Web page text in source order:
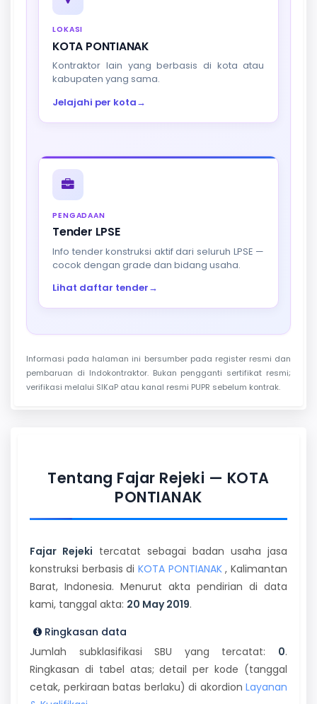
LOKASI
KOTA PONTIANAK
Kontraktor lain yang berbasis di kota atau
kabupaten yang sama.
Jelajahi per kota→
PENGADAAN
Tender LPSE
Info tender konstruksi aktif dari seluruh LPSE —
cocok dengan grade dan bidang usaha.
Lihat daftar tender→
Informasi pada halaman ini bersumber pada register resmi dan
pembaruan di Indokontraktor. Bukan pengganti sertifikat resmi;
verifikasi melalui SIKaP atau kanal resmi PUPR sebelum kontrak.
Tentang Fajar Rejeki — KOTA
PONTIANAK
Fajar Rejeki tercatat sebagai badan usaha jasa
konstruksi berbasis di KOTA PONTIANAK, Kalimantan
Barat, Indonesia. Menurut akta pendirian di data
kami, tanggal akta: 20 May 2019.
Ringkasan data
Jumlah subklasifikasi SBU yang tercatat: 0.
Ringkasan di tabel atas; detail per kode (tanggal
cetak, perkiraan batas berlaku) di akordion Layanan